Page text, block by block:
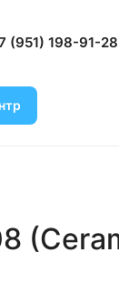
(951) 198-91-28